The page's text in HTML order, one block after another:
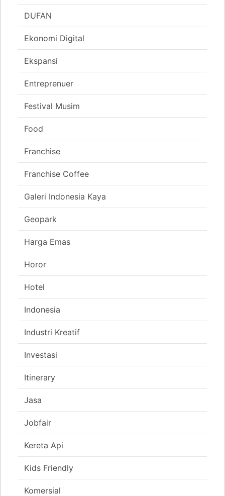
DUFAN
Ekonomi Digital
Ekspansi
Entreprenuer
Festival Musim
Food
Franchise
Franchise Coffee
Galeri Indonesia Kaya
Geopark
Harga Emas
Horor
Hotel
Indonesia
Industri Kreatif
Investasi
Itinerary
Jasa
Jobfair
Kereta Api
Kids Friendly
Komersial